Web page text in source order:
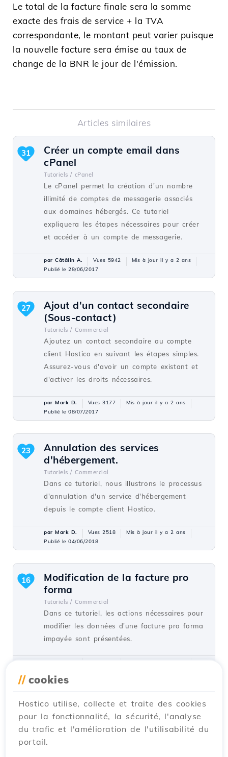
Le total de la facture finale sera la somme
exacte des frais de service + la TVA
correspondante, le montant peut varier puisque
la nouvelle facture sera émise au taux de
change de la BNR le jour de l'émission.
Articles similaires
Créer un compte email dans
cPanel
Tutoriels / cPanel
Le cPanel permet la création d'un nombre
illimité de comptes de messagerie associés
aux domaines hébergés. Ce tutoriel
expliquera les étapes nécessaires pour créer
et accéder à un compte de messagerie.
31
par Cătălin A. Vues 5942
Mis à jour il y a 2 ans
Publié le 28/06/2017
Ajout d'un contact secondaire
(Sous-contact)
Tutoriels / Commercial
Ajoutez un contact secondaire au compte
client Hostico en suivant les étapes simples.
Assurez-vous d'avoir un compte existant et
d'activer les droits nécessaires.
27
par Mark D. Vues 3177
Mis à jour il y a 2 ans
Publié le 08/07/2017
Annulation des services
d'hébergement.
Tutoriels / Commercial
Dans ce tutoriel, nous illustrons le processus
d'annulation d'un service d'hébergement
depuis le compte client Hostico.
23
par Mark D. Vues 2518
Mis à jour il y a 2 ans
Publié le 04/06/2018
Modification de la facture pro
forma
Tutoriels / Commercial
Dans ce tutoriel, les actions nécessaires pour
modifier les données d'une facture pro forma
impayée sont présentées.
16
par Mark D. Vues 6710
Mis à jour il y a 3 ans
Authentification dans cPanel
depuis le compte client.
Tutoriels / Commercial
Ce tutoriel illustrera la procédure qui peut
15
// cookies
Hostico utilise, collecte et traite des cookies
pour la fonctionnalité, la sécurité, l'analyse
du trafic et l'amélioration de l'utilisabilité du
portail.